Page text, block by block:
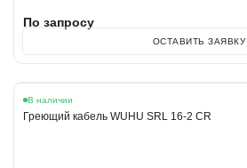
По запросу
ОСТАВИТЬ ЗАЯВКУ
Акция
В наличии
Греющий кабель WUHU SRL 16-2 CR